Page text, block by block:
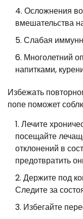
Осложнения
вмешательства
Слабая
Многолетний
напитками,
Избежать
попе поможет
Лечите
посещайте
отклонений в
предотвратить
Держите под
Следите за
Избегайте